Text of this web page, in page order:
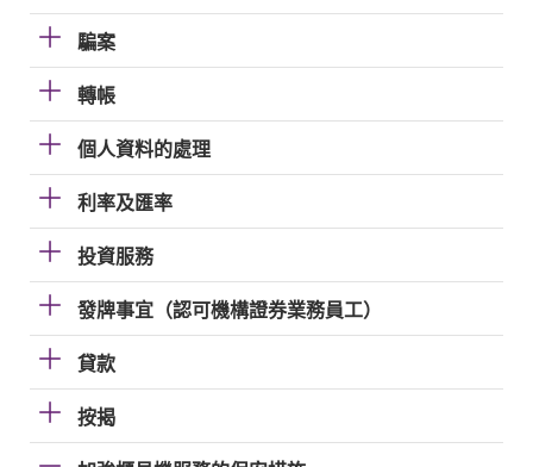
騙案
轉帳
個人資料的處理
利率及匯率
投資服務
發牌事宜（認可機構證券業務員工）
貸款
按揭